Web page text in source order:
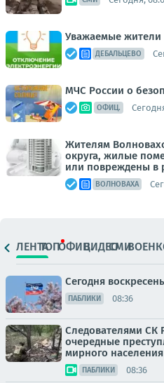
Уважаемые жители
ДЕБАЛЬЦЕВО
МЧС России о
ОФИЦ.
Жителям
округа, жилые
или повреждены в
ВОЛНОВАХА
ЛЕНТАТОПОФИЦ.ВИДЕОСМИ
Сегодня
ПАБЛИКИ 08:36
Следователями СК
очередные
мирного
ПАБЛИКИ 08:36